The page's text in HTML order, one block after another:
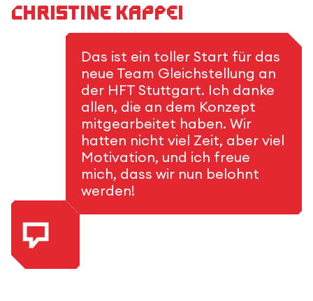
Christine Kappei
Das ist ein toller Start für das
neue Team Gleichstellung an
der HFT Stuttgart. Ich danke
allen, die an dem Konzept
mitgearbeitet haben. Wir
hatten nicht viel Zeit, aber viel
Motivation, und ich freue
mich, dass wir nun belohnt
werden!